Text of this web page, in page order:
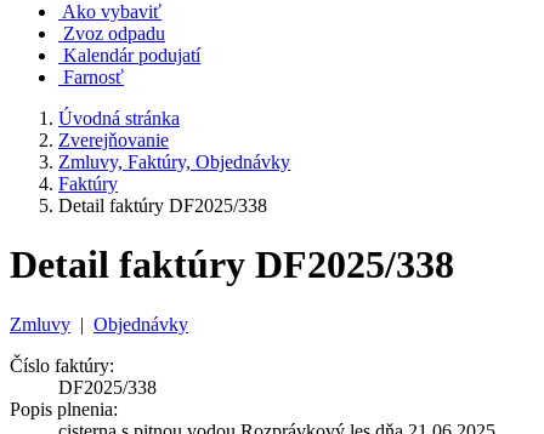
Ako vybaviť
Zvoz odpadu
Kalendár podujatí
Farnosť
Úvodná stránka
Zverejňovanie
Zmluvy, Faktúry, Objednávky
Faktúry
Detail faktúry DF2025/338
Detail faktúry DF2025/338
Zmluvy | Objednávky
Číslo faktúry:
DF2025/338
Popis plnenia: